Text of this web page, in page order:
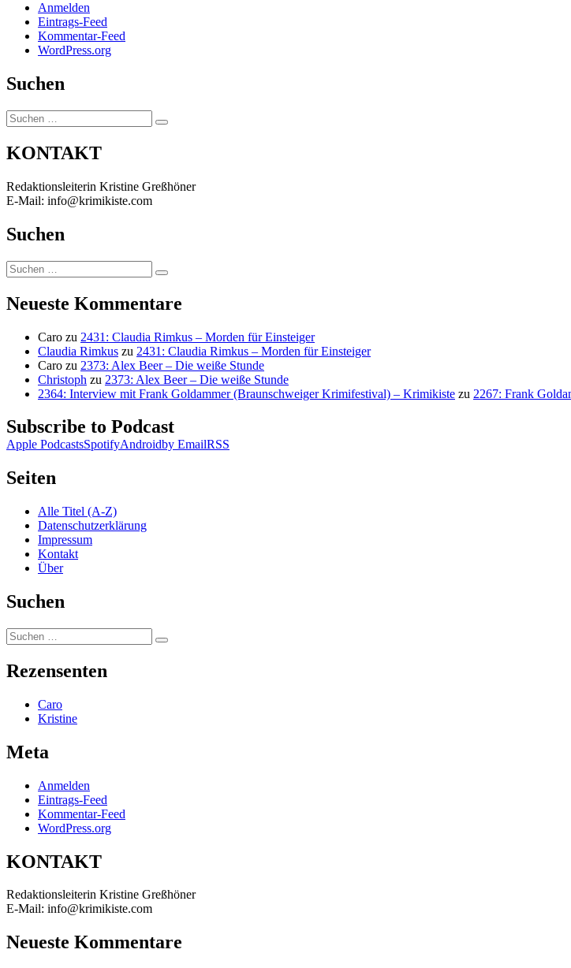
Anmelden
Eintrags-Feed
Kommentar-Feed
WordPress.org
Suchen
Suchen
nach:
Suchen
KONTAKT
Redaktionsleiterin Kristine Greßhöner
E-Mail: info@krimikiste.com
Suchen
Suchen
nach:
Suchen
Neueste Kommentare
Caro zu 2431: Claudia Rimkus – Morden für Einsteiger
Claudia Rimkus zu 2431: Claudia Rimkus – Morden für Einsteiger
Caro zu 2373: Alex Beer – Die weiße Stunde
Christoph zu 2373: Alex Beer – Die weiße Stunde
2364: Interview mit Frank Goldammer (Braunschweiger Krimifestival) – Krimikiste zu 2267: Frank
Subscribe to Podcast
Apple PodcastsSpotifyAndroidby EmailRSS
Seiten
Alle Titel (A-Z)
Datenschutzerklärung
Impressum
Kontakt
Über
Suchen
Suchen
nach:
Suchen
Rezensenten
Caro
Kristine
Meta
Anmelden
Eintrags-Feed
Kommentar-Feed
WordPress.org
KONTAKT
Redaktionsleiterin Kristine Greßhöner
E-Mail: info@krimikiste.com
Neueste Kommentare